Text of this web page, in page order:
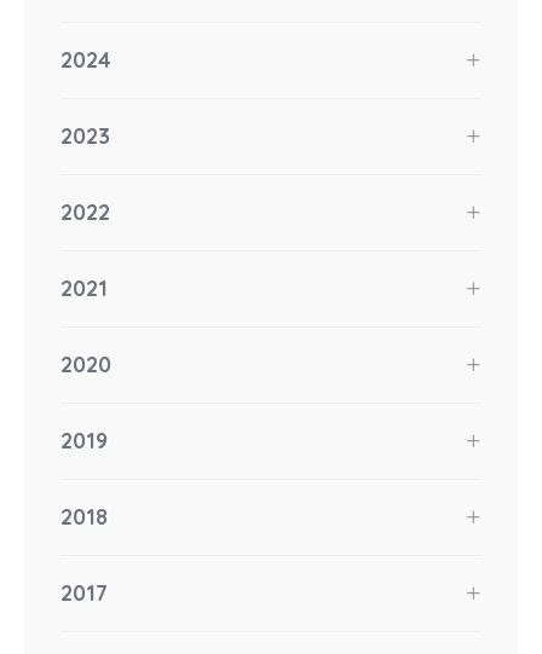
2024
2023
2022
2021
2020
2019
2018
2017